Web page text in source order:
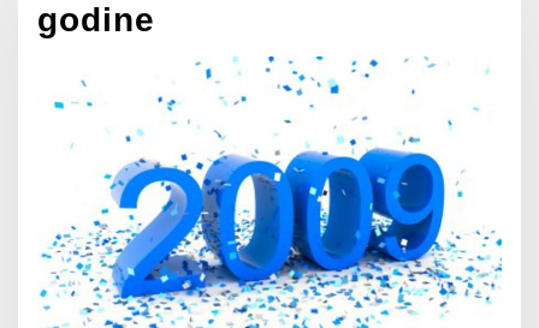
godine